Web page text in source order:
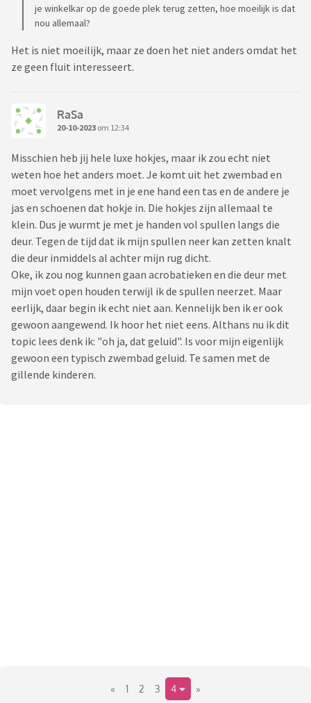
je winkelkar op de goede plek terug zetten, hoe moeilijk is dat
nou allemaal?
Het is niet moeilijk, maar ze doen het niet anders omdat het
ze geen fluit interesseert.
RaSa
20-10-2023 om 12:34
Misschien heb jij hele luxe hokjes, maar ik zou echt niet
weten hoe het anders moet. Je komt uit het zwembad en
moet vervolgens met in je ene hand een tas en de andere je
jas en schoenen dat hokje in. Die hokjes zijn allemaal te
klein. Dus je wurmt je met je handen vol spullen langs die
deur. Tegen de tijd dat ik mijn spullen neer kan zetten knalt
die deur inmiddels al achter mijn rug dicht.
Oke, ik zou nog kunnen gaan acrobatieken en die deur met
mijn voet open houden terwijl ik de spullen neerzet. Maar
eerlijk, daar begin ik echt niet aan. Kennelijk ben ik er ook
gewoon aangewend. Ik hoor het niet eens. Althans nu ik dit
topic lees denk ik: "oh ja, dat geluid". Is voor mijn eigenlijk
gewoon een typisch zwembad geluid. Te samen met de
gillende kinderen.
« 1 2 3 4 »